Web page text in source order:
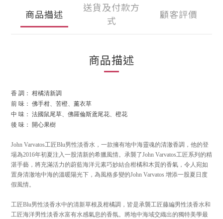
商品描述
送貨及付款方
式
顧客評價
商品描述
香 調： 柑橘清新調
前 味： 佛手柑、苦橙、薰衣草
中 味： 法國鼠尾草、佛羅倫斯鳶尾花、橙花
後 味： 開心果樹
John Varvatos工匠Blu男性淡香水，一款擁有地中海靈魂的清澈香調，他的登
場為2016年初夏注入一股清新的希臘風情。承襲了John Varvatos工匠系列的精
湛手藝，將充滿活力的蔚藍海洋元素巧妙結合柑橘和木質的香氣，令人宛如
置身清澈地中海的溫暖陽光下，為風格多變的John Varvatos 增添一股夏日度
假風情。
工匠Blu男性淡香水中的清新草根及柑橘調，皆是承襲工匠藤編男性淡香水和
工匠海洋男性淡香水富有水感氣息的香氛。將地中海域交織出的獨特美學最